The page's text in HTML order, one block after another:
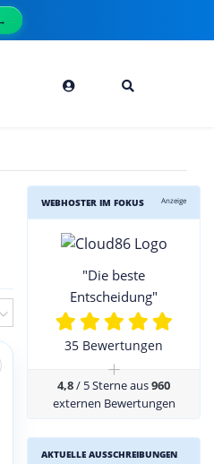
WEBHOSTER IM FOKUS Anzeige
"Die beste
Entscheidung"
35 Bewertungen
+
4,8/ 5 Sterne aus960
externen Bewertungen
AKTUELLE AUSSCHREIBUNGEN